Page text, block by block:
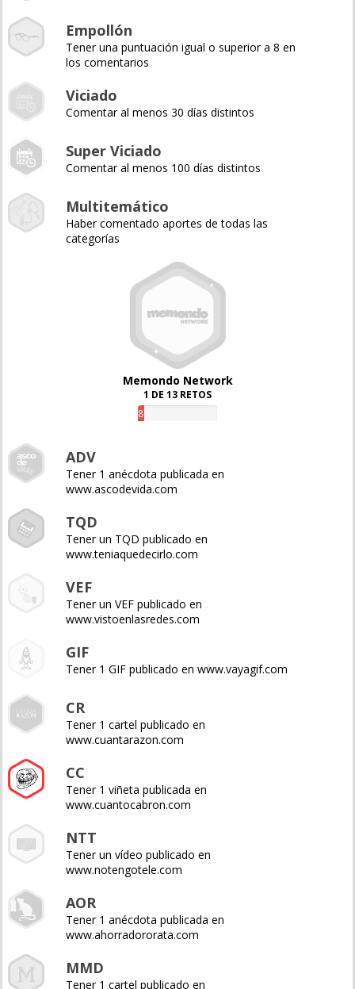
Empollón
Tener una puntuación igual o superior a 8 en
los comentarios
Viciado
Comentar al menos 30 días distintos
Super Viciado
Comentar al menos 100 días distintos
Multitemático
Haber comentado aportes de todas las
categorías
Memondo Network
1 DE 13 RETOS
8%
ADV
Tener 1 anécdota publicada en
www.ascodevida.com
TQD
Tener un TQD publicado en
www.teniaquedecirlo.com
VEF
Tener un VEF publicado en
www.vistoenlasredes.com
GIF
Tener 1 GIF publicado en www.vayagif.com
CR
Tener 1 cartel publicado en
www.cuantarazon.com
CC
Tener 1 viñeta publicada en
www.cuantocabron.com
NTT
Tener un vídeo publicado en
www.notengotele.com
AOR
Tener 1 anécdota publicada en
www.ahorradororata.com
MMD
Tener 1 cartel publicado en